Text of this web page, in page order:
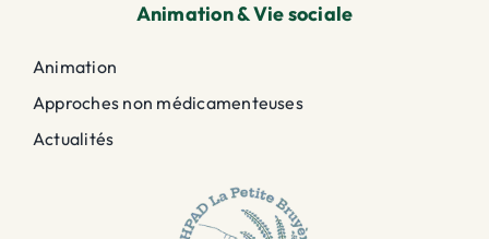
Animation & Vie sociale
Animation
Approches non médicamenteuses
Actualités